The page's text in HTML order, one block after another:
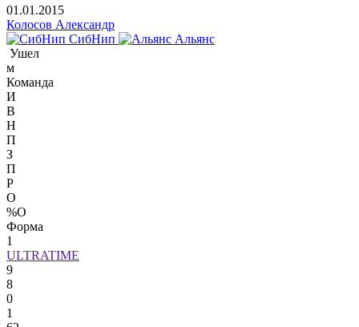
01.01.2015
Колосов Александр
СибНип
Альянс
Ушел
м
Команда
И
В
Н
П
З
П
Р
О
%О
Форма
1
ULTRATIME
9
8
0
1